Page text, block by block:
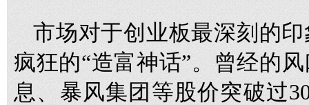
市场对于创业板最深刻的
疯狂的“造富神话”。曾经的
息、暴风集团等股价突破过